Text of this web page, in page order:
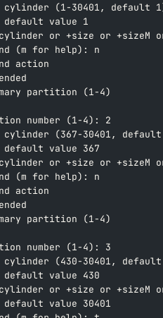
(1-30401, default
default value 1
or +size or +sizeM
(m for help): n
action
partition (1-4)
number (1-4): 2
(367-30401,
default value 367
or +size or +sizeM
(m for help): n
action
partition (1-4)
number (1-4): 3
(430-30401,
default value 430
or +size or +sizeM
default value 30401